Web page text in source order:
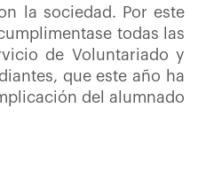
la sociedad. Por este
todas las
de Voluntariado y
que este año ha
del alumnado